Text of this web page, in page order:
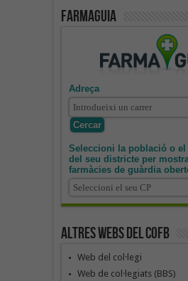
Farmaguia
Adreça
Seleccioni la població o el
del seu districte per
farmàcies de guàrdia
Altres webs del COFB
Web del col·legi
Web de col·legiats (BBS)